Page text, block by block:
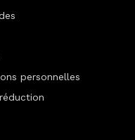
personnelles